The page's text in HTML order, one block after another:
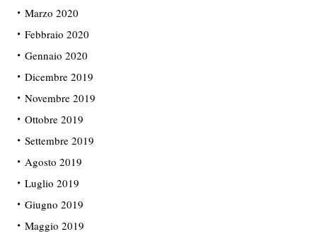
Marzo 2020
Febbraio 2020
Gennaio 2020
Dicembre 2019
Novembre 2019
Ottobre 2019
Settembre 2019
Agosto 2019
Luglio 2019
Giugno 2019
Maggio 2019